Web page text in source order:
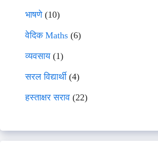
भाषणे(10)
वेदिक Maths (6)
व्यवसाय(1)
सरल विद्यार्थी(4)
हस्ताक्षर सराव (22)